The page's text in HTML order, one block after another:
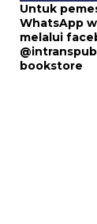
Untuk
WhatsApp
melalui
bookstore